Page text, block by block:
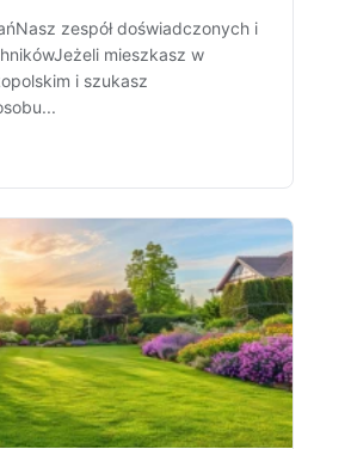
zespół doświadczonych i
mieszkasz w
i szukasz